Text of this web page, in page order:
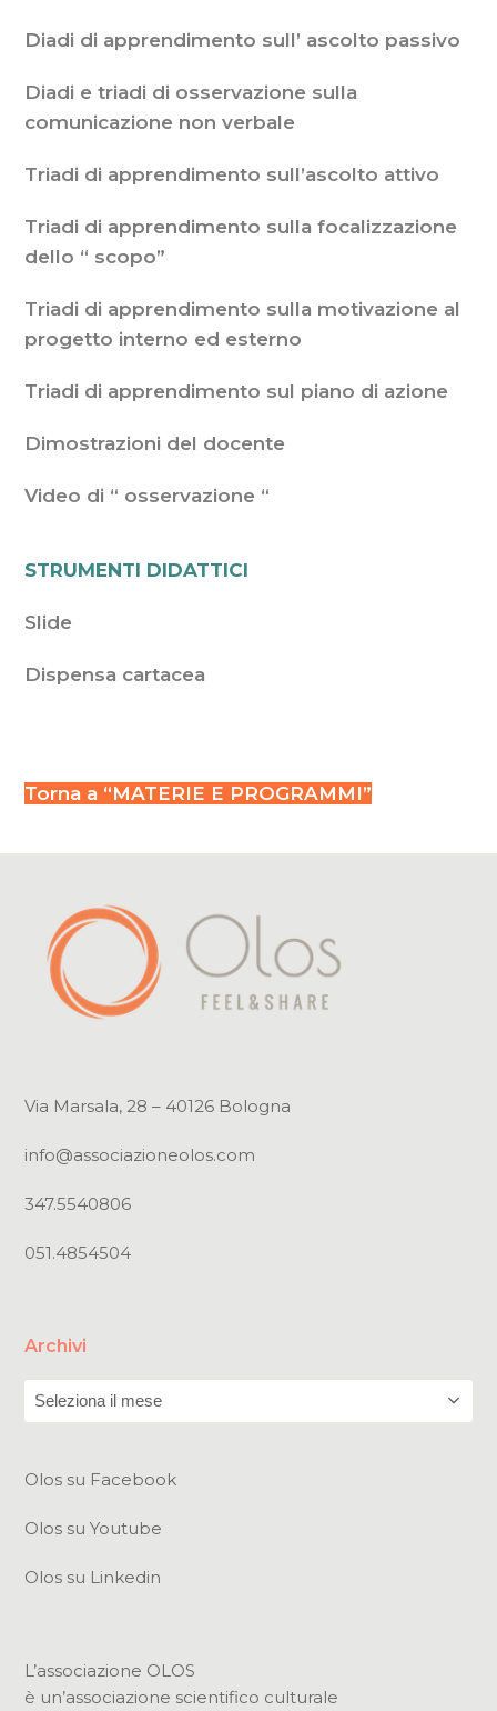
Diadi di apprendimento sull’ ascolto passivo
Diadi e triadi di osservazione sulla
comunicazione non verbale
Triadi di apprendimento sull’ascolto attivo
Triadi di apprendimento sulla focalizzazione
dello “ scopo”
Triadi di apprendimento sulla motivazione al
progetto interno ed esterno
Triadi di apprendimento sul piano di azione
Dimostrazioni del docente
Video di “ osservazione “
STRUMENTI DIDATTICI
Slide
Dispensa cartacea
Torna a “MATERIE E PROGRAMMI”
Via Marsala, 28 – 40126 Bologna
info@associazioneolos.com
347.5540806
051.4854504
Archivi
Archivi
Olos su Facebook
Olos su Youtube
Olos su Linkedin
L’associazione OLOS
è un’associazione scientifico culturale